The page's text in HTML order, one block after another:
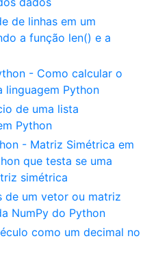
de linhas em um
a função len() e a
- Como calcular o
linguagem Python
de uma lista
Python
- Matriz Simétrica em
que testa se uma
simétrica
de um vetor ou matriz
NumPy do Python
como um decimal no